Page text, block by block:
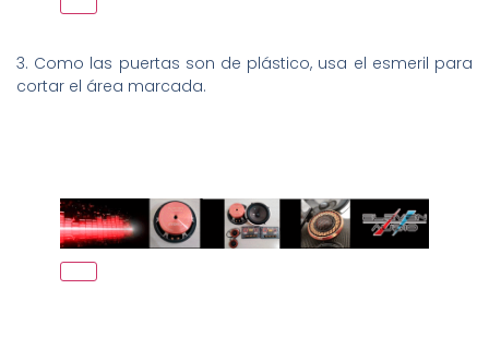
3. Como las puertas son de plástico, usa el esmeril para
cortar el área marcada.